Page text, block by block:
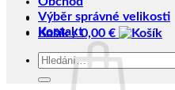
Košík /0,00 €
Výběr správné velikosti
Kontakt
Hledat: